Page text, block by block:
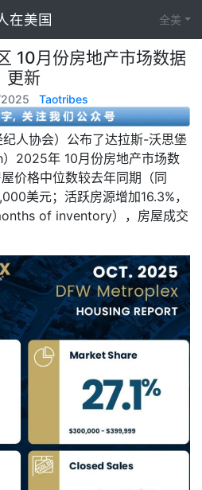
在美国 全美
10月份房地产市场数据
更新
2025 Taotribes
人协会）公布了达拉斯-沃思堡
2025年 10月份房地产市场数
价格中位数较去年同期（同
美元；活跃房源增加16.3%，
of inventory），房屋成交